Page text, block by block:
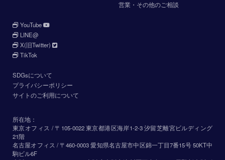
営業・その他のご相談
YouTube
LINE@
X(旧Twitter)
TikTok
SDGsについて
プライバシーポリシー
サイトのご利用について
所在地：
東京オフィス / 〒105-0022 東京都港区海岸1-2-3 汐留芝離宮ビルディング
21階
名古屋オフィス / 〒460-0003 愛知県名古屋市中区錦一丁目7番15号 50KT中
駒ビル6F